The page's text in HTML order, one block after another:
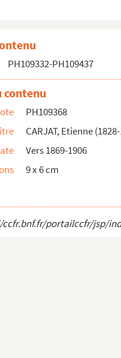
sur un bureau
PH109332-PH109437
contenu
PH109368
CARJAT, Etienne
Vers 1869-1906
9 x 6 cm
portailccfr/jsp/